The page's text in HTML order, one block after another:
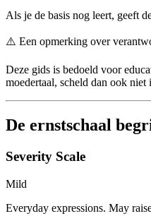
Als je de basis nog leert, geeft
⚠️ Een opmerking over
Deze gids is bedoeld voor
moedertaal, scheld dan ook niet
De ernstschaal
Severity Scale
Mild
Everyday expressions. May